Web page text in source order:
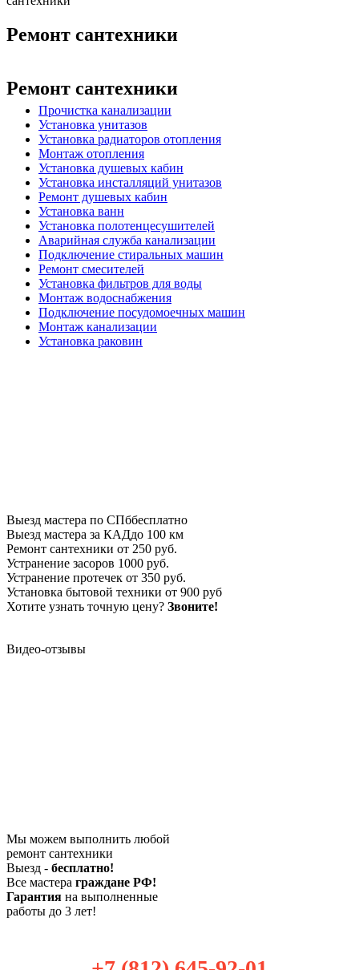
Ремонт сантехники
Ремонт сантехники
Прочистка канализации
Установка унитазов
Установка радиаторов отопления
Монтаж отопления
Установка душевых кабин
Установка инсталляций унитазов
Ремонт душевых кабин
Установка ванн
Установка полотенцесушителей
Аварийная служба канализации
Подключение стиральных машин
Ремонт смесителей
Установка фильтров для воды
Монтаж водоснабжения
Подключение посудомоечных машин
Монтаж канализации
Установка раковин
Выезд мастера по СПббесплатно
Выезд мастера за КАДдо 100 км
Ремонт сантехники от 250 руб.
Устранение засоров 1000 руб.
Устранение протечек от 350 руб.
Установка бытовой техники от 900 руб
Хотите узнать точную цену? Звоните!
Видео-отзывы
Мы можем выполнить любой
ремонт сантехники
Выезд - бесплатно!
Все мастера граждане РФ!
Гарантия на выполненные
работы до 3 лет!